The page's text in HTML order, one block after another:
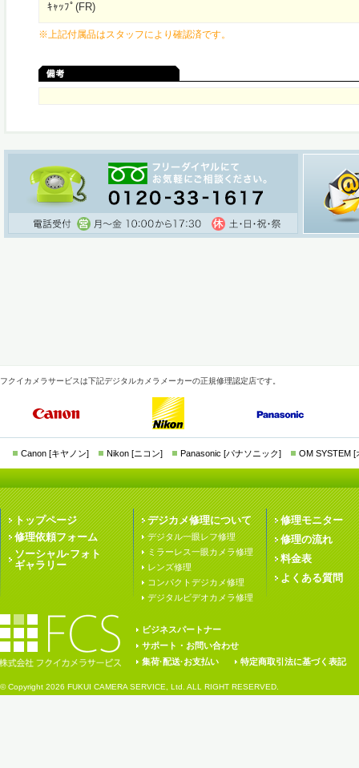
ｷｬｯﾌﾟ(FR)
※上記付属品はスタッフにより確認済です。
フクイカメラサービスは下記デジタルカメラメーカーの正規修理認定店です。
Canon [キヤノン] Nikon [ニコン] Panasonic [パナソニック] OM SYSTEM [
トップページ
修理依頼フォーム
ソーシャル·フォト
ギャラリー
デジカメ修理について
デジタル一眼レフ修理
ミラーレス一眼カメラ修理
レンズ修理
コンパクトデジカメ修理
デジタルビデオカメラ修理
修理モニター
修理の流れ
料金表
よくある質問
ビジネスパートナー
サポート・お問い合わせ
集荷·配送·お支払い
特定商取引法に基づく表記
© Copyright 2026 FUKUI CAMERA SERVICE, Ltd. ALL RIGHT RESERVED.